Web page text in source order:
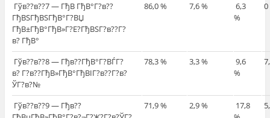
Гўв??в??7 — ГђВ ГђВ°Г?в??
ГђВЅГђВЅГђВ°Г?ВЏ
ГђВ±ГђВ°ГђВ»Г?Е?ГђВЅГ?в??Г?
в? ГђВ°
86,0 % 7,6 %
6,3
%
0
Гўв??в??8 — Гђв??ГђВ°Г?ВЃГ?
в? Г?в??ГђВ»ГђВ°ГђВІГ?в??Г?в?
ЎГ?в?№
78,3 % 3,3 %
9,6
%
Гўв??в??9 — Гђв??
71,9 % 2,9 %
17,8